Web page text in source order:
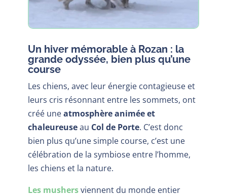
Un hiver mémorable à Rozan : la
grande odyssée, bien plus qu’une
course
Les chiens, avec leur énergie contagieuse et
leurs cris résonnant entre les sommets, ont
créé uneatmosphère animée et
chaleureuseau Col de Porte. C’est donc
bien plus qu’une simple course, c’est une
célébration de la symbiose entre l’homme,
les chiens et la nature.
Les mushersviennent du monde entier